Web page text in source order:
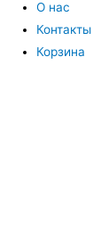
О нас
Контакты
Корзина